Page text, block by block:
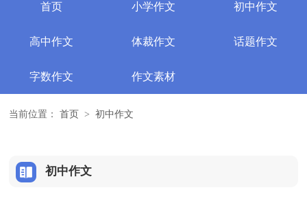
首页 小学作文 初中作文
高中作文 体裁作文 话题作文
字数作文 作文素材
当前位置： 首页 > 初中作文
初中作文